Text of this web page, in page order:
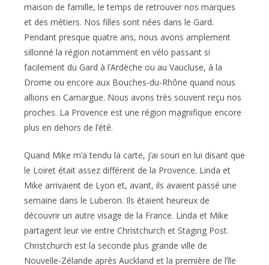
maison de famille, le temps de retrouver nos marques
et des métiers. Nos filles sont nées dans le Gard.
Pendant presque quatre ans, nous avons amplement
sillonné la région notamment en vélo passant si
facilement du Gard à l’Ardèche ou au Vaucluse, à la
Drome ou encore aux Bouches-du-Rhône quand nous
allions en Camargue. Nous avons très souvent reçu nos
proches. La Provence est une région magnifique encore
plus en dehors de l’été.
Quand Mike m’a tendu la carte, j’ai souri en lui disant que
le Loiret était assez différent de la Provence. Linda et
Mike arrivaient de Lyon et, avant, ils avaient passé une
semaine dans le Luberon. Ils étaient heureux de
découvrir un autre visage de la France. Linda et Mike
partagent leur vie entre Christchurch et Staging Post.
Christchurch est la seconde plus grande ville de
Nouvelle-Zélande après Auckland et la première de l’île